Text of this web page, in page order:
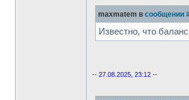
maxmatem в сообщении
Известно, что
-- 27.08.2025, 23:12 --